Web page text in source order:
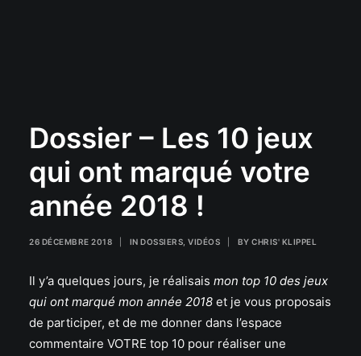
Dossier – Les 10 jeux
qui ont marqué votre
année 2018 !
26 DÉCEMBRE 2018 IN DOSSIERS VIDÉOS BY CHRIS' KLIPPEL
Il y’a quelques jours, je réalisais mon top 10 des jeux
qui ont marqué mon année 2018 et je vous proposais
de participer, et de me donner dans l’espace
commentaire VOTRE top 10 pour réaliser une